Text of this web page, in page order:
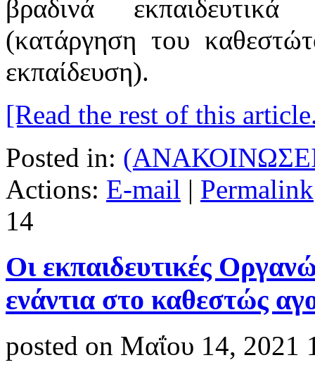
βραδινά
(κατάργηση του
εκπαίδευση).
[Read the rest of this
Posted in:
Actions: E-mail | Permalink
14
Οι εκπαιδευτικές
ενάντια στο καθεστώς
posted on Μαΐου 14, 2021